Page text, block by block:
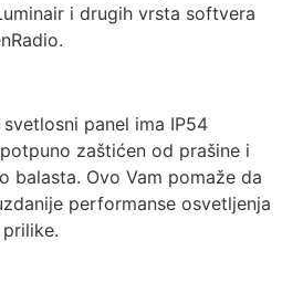
i drugih vrsta softvera
panel ima IP54
zaštićen od prašine i
balasta. Ovo Vam pomaže da
performanse osvetljenja